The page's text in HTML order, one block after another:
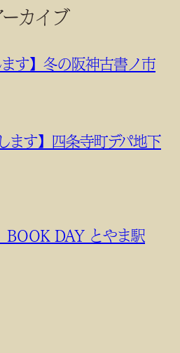
カイブ
す】冬の阪神古書ノ市
ます】四条寺町デパ地下
BOOK DAY とやま駅